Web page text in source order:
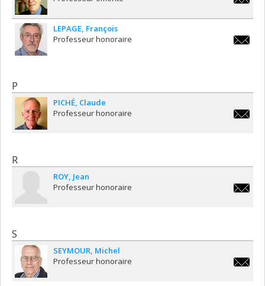
LEPAGE François
Professeur honoraire
P
PICHÉ Claude
Professeur honoraire
R
ROY Jean
Professeur honoraire
S
SEYMOUR Michel
Professeur honoraire